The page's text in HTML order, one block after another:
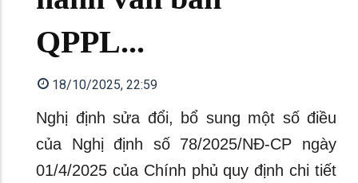
QPPL...
18/10/2025, 22:59
Nghị định sửa đổi, bổ sung một số điều
của Nghị định số 78/2025/NĐ-CP ngày
01/4/2025 của Chính phủ quy định chi tiết